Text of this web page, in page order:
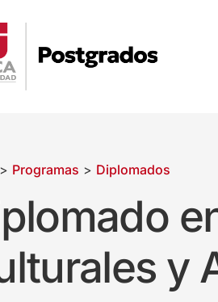
> Programas > Diplomados
y